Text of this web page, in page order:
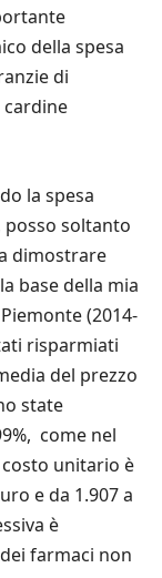
della spesa
di
cardine
la spesa
posso soltanto
dimostrare
base della mia
(2014-
risparmiati
del prezzo
state
come nel
costo unitario è
e da 1.907 a
è
farmaci non